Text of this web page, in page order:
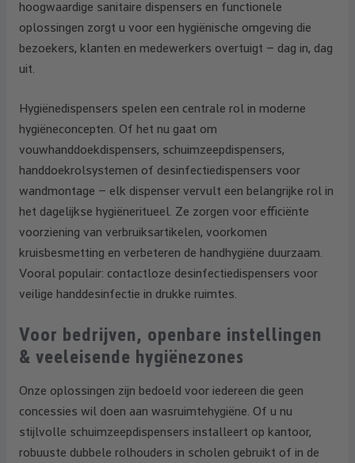
hoogwaardige sanitaire dispensers en functionele
oplossingen zorgt u voor een hygiënische omgeving die
bezoekers, klanten en medewerkers overtuigt – dag in, dag
uit.
Hygiënedispensers spelen een centrale rol in moderne
hygiëneconcepten. Of het nu gaat om
vouwhanddoekdispensers, schuimzeepdispensers,
handdoekrolsystemen of desinfectiedispensers voor
wandmontage – elk dispenser vervult een belangrijke rol in
het dagelijkse hygiëneritueel. Ze zorgen voor efficiënte
voorziening van verbruiksartikelen, voorkomen
kruisbesmetting en verbeteren de handhygiëne duurzaam.
Vooral populair: contactloze desinfectiedispensers voor
veilige handdesinfectie in drukke ruimtes.
Voor bedrijven, openbare instellingen
& veeleisende hygiënezones
Onze oplossingen zijn bedoeld voor iedereen die geen
concessies wil doen aan wasruimtehygiëne. Of u nu
stijlvolle schuimzeepdispensers installeert op kantoor,
robuuste dubbele rolhouders in scholen gebruikt of in de